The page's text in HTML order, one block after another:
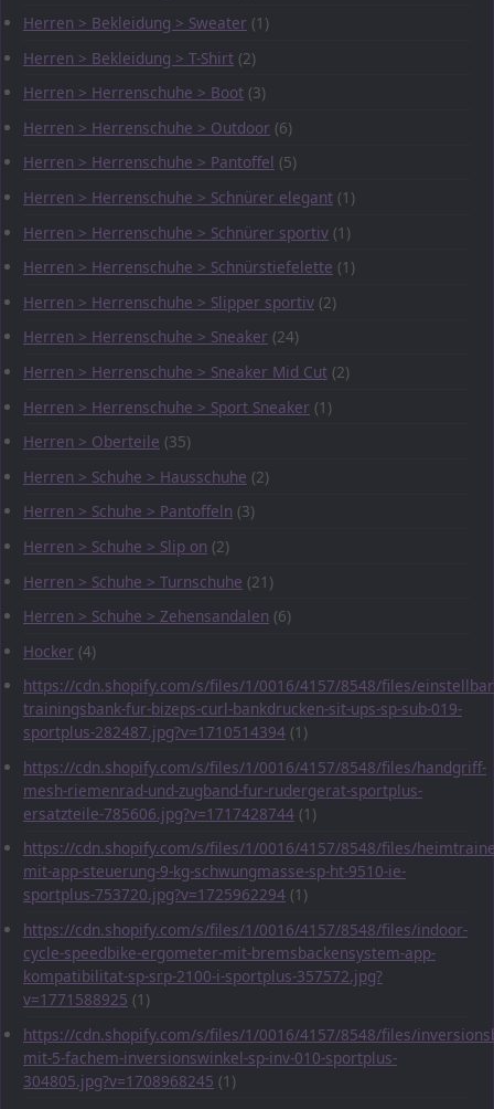
Herren > Bekleidung > Sweater (1)
Herren > Bekleidung > T-Shirt (2)
Herren > Herrenschuhe > Boot (3)
Herren > Herrenschuhe > Outdoor (6)
Herren > Herrenschuhe > Pantoffel (5)
Herren > Herrenschuhe > Schnürer elegant (1)
Herren > Herrenschuhe > Schnürer sportiv (1)
Herren > Herrenschuhe > Schnürstiefelette (1)
Herren > Herrenschuhe > Slipper sportiv (2)
Herren > Herrenschuhe > Sneaker (24)
Herren > Herrenschuhe > Sneaker Mid Cut (2)
Herren > Herrenschuhe > Sport Sneaker (1)
Herren > Oberteile (35)
Herren > Schuhe > Hausschuhe (2)
Herren > Schuhe > Pantoffeln (3)
Herren > Schuhe > Slip on (2)
Herren > Schuhe > Turnschuhe (21)
Herren > Schuhe > Zehensandalen (6)
Hocker (4)
https://cdn.shopify.com/s/files/1/0016/4157/8548/files/
trainingsbank-fur-bizeps-curl-bankdrucken-sit-ups-sp-sub-019-
sportplus-282487.jpg?v=1710514394 (1)
https://cdn.shopify.com/s/files/1/0016/4157/8548/files/handgriff-
mesh-riemenrad-und-zugband-fur-rudergerat-sportplus-
ersatzteile-785606.jpg?v=1717428744 (1)
https://cdn.shopify.com/s/files/1/0016/4157/8548/files/
mit-app-steuerung-9-kg-schwungmasse-sp-ht-9510-ie-
sportplus-753720.jpg?v=1725962294 (1)
https://cdn.shopify.com/s/files/1/0016/4157/8548/files/indoor-
cycle-speedbike-ergometer-mit-bremsbackensystem-app-
kompatibilitat-sp-srp-2100-i-sportplus-357572.jpg?
v=1771588925 (1)
https://cdn.shopify.com/s/files/1/0016/4157/8548/files/
mit-5-fachem-inversionswinkel-sp-inv-010-sportplus-
304805.jpg?v=1708968245 (1)